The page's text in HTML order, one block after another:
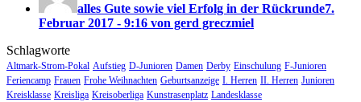
alles Gute sowie viel Erfolg in der Rückrunde7.
Februar 2017 - 9:16 von gerd greczmiel
Schlagworte
Altmark-Strom-Pokal Aufstieg D-Junioren Damen Derby Einschulung F-Junioren
Feriencamp Frauen Frohe Weihnachten Geburtsanzeige I. Herren II. Herren Junioren
Kreisklasse Kreisliga Kreisoberliga Kunstrasenplatz Landesklasse